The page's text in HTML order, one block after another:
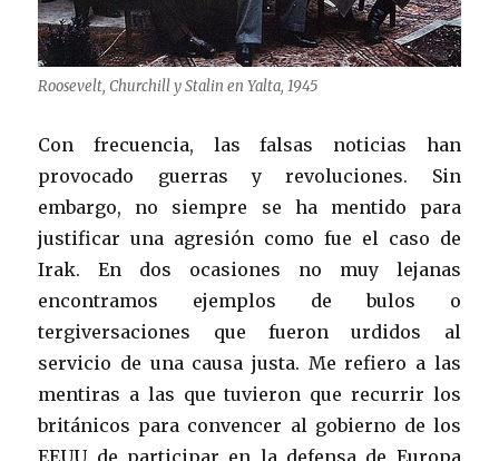
Roosevelt, Churchill y Stalin en Yalta, 1945
Con frecuencia, las falsas noticias han
provocado guerras y revoluciones. Sin
embargo, no siempre se ha mentido para
justificar una agresión como fue el caso de
Irak. En dos ocasiones no muy lejanas
encontramos ejemplos de bulos o
tergiversaciones que fueron urdidos al
servicio de una causa justa. Me refiero a las
mentiras a las que tuvieron que recurrir los
británicos para convencer al gobierno de los